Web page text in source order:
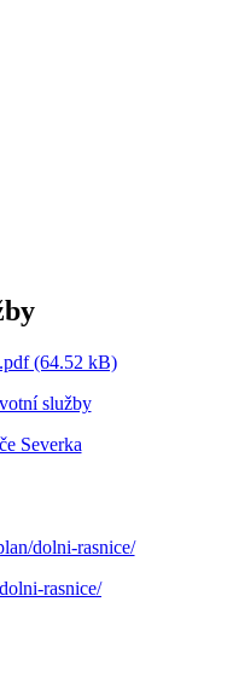
(64.52 kB)
služby
Severka
dolni-rasnice/
rasnice/